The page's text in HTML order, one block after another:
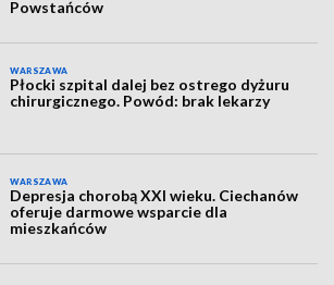
Powstańców
WARSZAWA
Płocki szpital dalej bez ostrego dyżuru
chirurgicznego. Powód: brak lekarzy
WARSZAWA
Depresja chorobą XXI wieku. Ciechanów
oferuje darmowe wsparcie dla
mieszkańców